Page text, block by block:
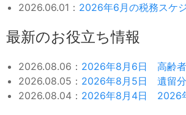
2026.06.01： 2026年6月の税務スケ
最新のお役立ち情報
2026.08.06： 2026年8月6日 高齢者
2026.08.05： 2026年8月5日 遺留分
2026.08.04： 2026年8月4日 2026